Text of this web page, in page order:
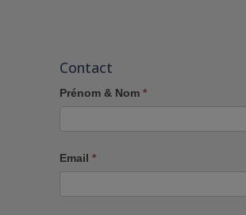
Contact
Prénom & Nom *
Email *